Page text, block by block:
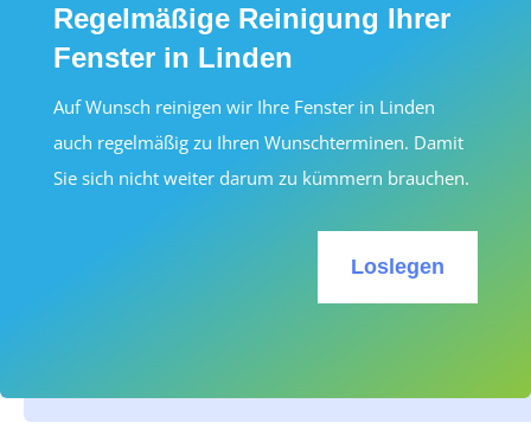
Regelmäßige Reinigung Ihrer
Fenster in Linden
Auf Wunsch reinigen wir Ihre Fenster in Linden
auch regelmäßig zu Ihren Wunschterminen. Damit
Sie sich nicht weiter darum zu kümmern brauchen.
Loslegen